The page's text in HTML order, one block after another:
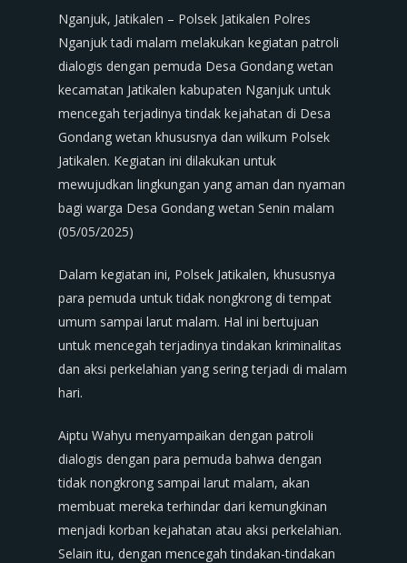
Nganjuk, Jatikalen – Polsek Jatikalen Polres
Nganjuk tadi malam melakukan kegiatan patroli
dialogis dengan pemuda Desa Gondang wetan
kecamatan Jatikalen kabupaten Nganjuk untuk
mencegah terjadinya tindak kejahatan di Desa
Gondang wetan khususnya dan wilkum Polsek
Jatikalen. Kegiatan ini dilakukan untuk
mewujudkan lingkungan yang aman dan nyaman
bagi warga Desa Gondang wetan Senin malam
(05/05/2025)
Dalam kegiatan ini, Polsek Jatikalen, khususnya
para pemuda untuk tidak nongkrong di tempat
umum sampai larut malam. Hal ini bertujuan
untuk mencegah terjadinya tindakan kriminalitas
dan aksi perkelahian yang sering terjadi di malam
hari.
Aiptu Wahyu menyampaikan dengan patroli
dialogis dengan para pemuda bahwa dengan
tidak nongkrong sampai larut malam, akan
membuat mereka terhindar dari kemungkinan
menjadi korban kejahatan atau aksi perkelahian.
Selain itu, dengan mencegah tindakan-tindakan